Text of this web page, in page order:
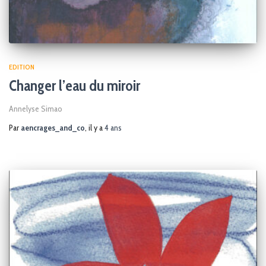
EDITION
Changer l’eau du miroir
Annelyse Simao
Par aencrages_and_co , il y a4 ans